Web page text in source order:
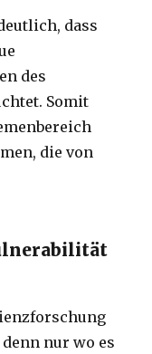
dass
des
Somit
die von
nur wo es